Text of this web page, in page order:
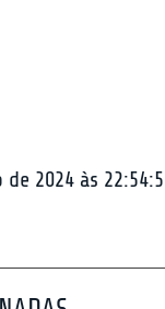
2024 às